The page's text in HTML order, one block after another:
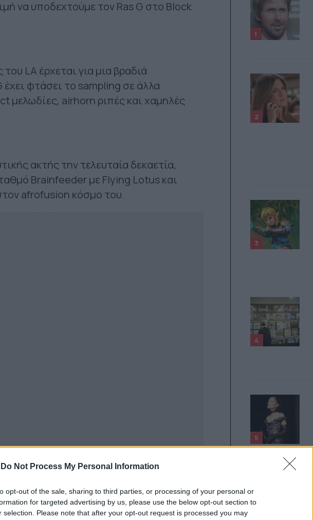
Do Not Process My Personal Information
opt-out of the sale, sharing to third parties, or processing of your personal or
for targeted advertising by us, please use the below opt-out section to
selection. Please note that after your opt-out request is processed you may
να υποδεχτούμε τον Ras G στο Block
LA έρχεται για μια βραδιά
φτάσει το sampling σε άλλα
μελωδίες, airhorn ριπές και χαμηλές
ακτής την τελευταία δεκαετία,
Brainfeeder με Flying Lotus και
afrofusion κόσμο του.
1
2
3
4
5